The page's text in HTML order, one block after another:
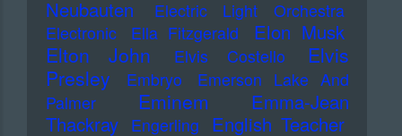
Neubauten
Electric Light Orchestra
Electronic
Ella Fitzgerald Elon Musk
Elton John Elvis Costello
Elvis
Presley
Embryo
Emerson Lake And
Palmer
Eminem
Emma-Jean
Thackray
Engerling English Teacher